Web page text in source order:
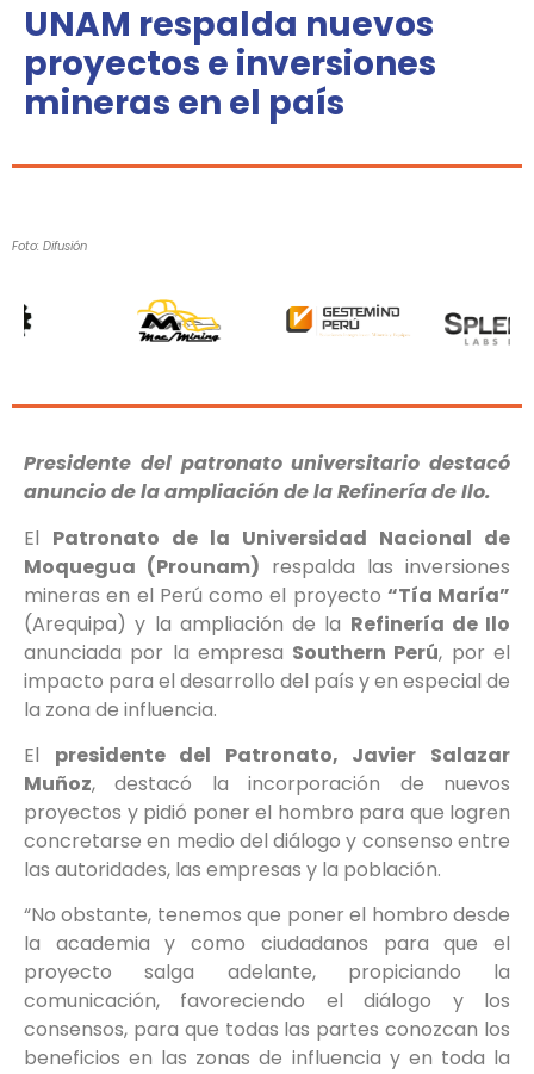
UNAM respalda nuevos
proyectos e inversiones
mineras en el país
Foto: Difusión
Presidente del patronato universitario destacó
anuncio de la ampliación de la Refinería de Ilo.
El Patronato de la Universidad Nacional de
Moquegua (Prounam) respalda las inversiones
mineras en el Perú como el proyecto “Tía María”
(Arequipa) y la ampliación de la Refinería de Ilo
anunciada por la empresa Southern Perú, por el
impacto para el desarrollo del país y en especial de
la zona de influencia.
El presidente del Patronato, Javier Salazar
Muñoz, destacó la incorporación de nuevos
proyectos y pidió poner el hombro para que logren
concretarse en medio del diálogo y consenso entre
las autoridades, las empresas y la población.
“No obstante, tenemos que poner el hombro desde
la academia y como ciudadanos para que el
proyecto salga adelante, propiciando la
comunicación, favoreciendo el diálogo y los
consensos, para que todas las partes conozcan los
beneficios en las zonas de influencia y en toda la